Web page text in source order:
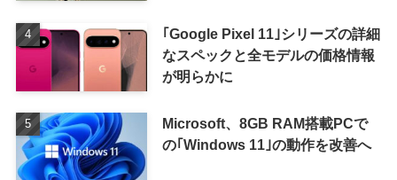
｢Google Pixel 11｣シリーズの詳細
なスペックと全モデルの価格情報
が明らかに
Microsoft、8GB RAM搭載PCで
の｢Windows 11｣の動作を改善へ